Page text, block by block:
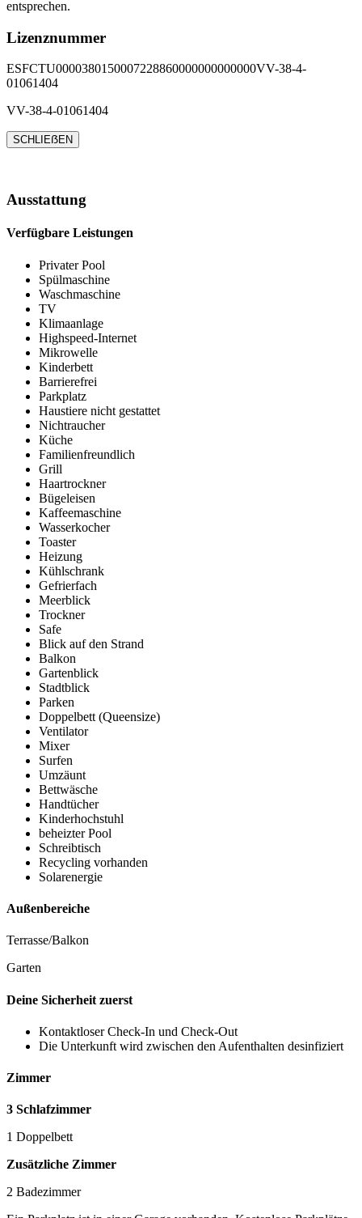
entsprechen.
Lizenznummer
ESFCTU0000380150007228860000000000000VV-38-4-
01061404
VV-38-4-01061404
SCHLIEẞEN
Ausstattung
Verfügbare Leistungen
Privater Pool
Spülmaschine
Waschmaschine
TV
Klimaanlage
Highspeed-Internet
Mikrowelle
Kinderbett
Barrierefrei
Parkplatz
Haustiere nicht gestattet
Nichtraucher
Küche
Familienfreundlich
Grill
Haartrockner
Bügeleisen
Kaffeemaschine
Wasserkocher
Toaster
Heizung
Kühlschrank
Gefrierfach
Meerblick
Trockner
Safe
Blick auf den Strand
Balkon
Gartenblick
Stadtblick
Parken
Doppelbett (Queensize)
Ventilator
Mixer
Surfen
Umzäunt
Bettwäsche
Handtücher
Kinderhochstuhl
beheizter Pool
Schreibtisch
Recycling vorhanden
Solarenergie
Außenbereiche
Terrasse/Balkon
Garten
Deine Sicherheit zuerst
Kontaktloser Check-In und Check-Out
Die Unterkunft wird zwischen den Aufenthalten desinfiziert
Zimmer
3 Schlafzimmer
1 Doppelbett
Zusätzliche Zimmer
2 Badezimmer